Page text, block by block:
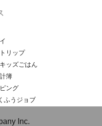
リップ
ッズごはん
簿
ング
ふうジョブ
Inc.